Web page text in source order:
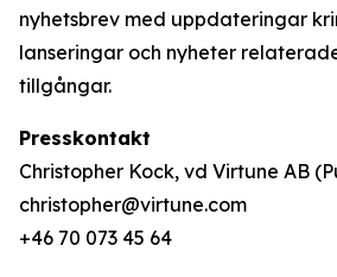
nyhetsbrev med uppdateringar
lanseringar och nyheter
tillgångar.
Presskontakt
Christopher Kock, vd Virtune AB
christopher@virtune.com
+46 70 073 45 64